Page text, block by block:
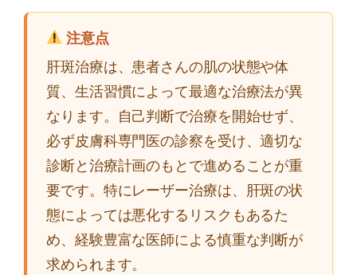
注意点
肝斑治療は、患者さんの肌の状態や体
質、生活習慣によって最適な治療法が異
なります。自己判断で治療を開始せず、
必ず皮膚科専門医の診察を受け、適切な
診断と治療計画のもとで進めることが重
要です。特にレーザー治療は、肝斑の状
態によっては悪化するリスクもあるた
め、経験豊富な医師による慎重な判断が
求められます。